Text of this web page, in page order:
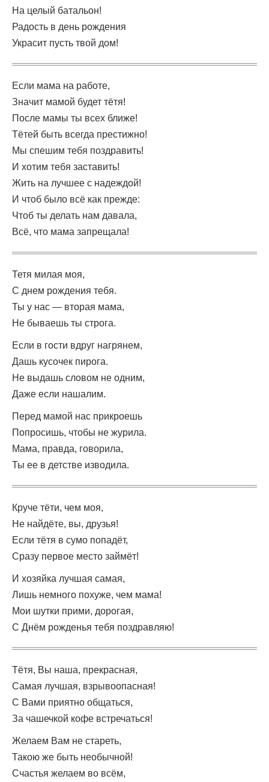
На целый батальон!
Радость в день рождения
Украсит пусть твой дом!
Если мама на работе,
Значит мамой будет тётя!
После мамы ты всех ближе!
Тётей быть всегда престижно!
Мы спешим тебя поздравить!
И хотим тебя заставить!
Жить на лучшее с надеждой!
И чтоб было всё как прежде:
Чтоб ты делать нам давала,
Всё, что мама запрещала!
Тетя милая моя,
С днем рождения тебя.
Ты у нас — вторая мама,
Не бываешь ты строга.
Если в гости вдруг нагрянем,
Дашь кусочек пирога.
Не выдашь словом не одним,
Даже если нашалим.
Перед мамой нас прикроешь
Попросишь, чтобы не журила.
Мама, правда, говорила,
Ты ее в детстве изводила.
Круче тёти, чем моя,
Не найдёте, вы, друзья!
Если тётя в сумо попадёт,
Сразу первое место займёт!
И хозяйка лучшая самая,
Лишь немного похуже, чем мама!
Мои шутки прими, дорогая,
С Днём рожденья тебя поздравляю!
Тётя, Вы наша, прекрасная,
Самая лучшая, взрывоопасная!
С Вами приятно общаться,
За чашечкой кофе встречаться!
Желаем Вам не стареть,
Такою же быть необычной!
Счастья желаем во всём,